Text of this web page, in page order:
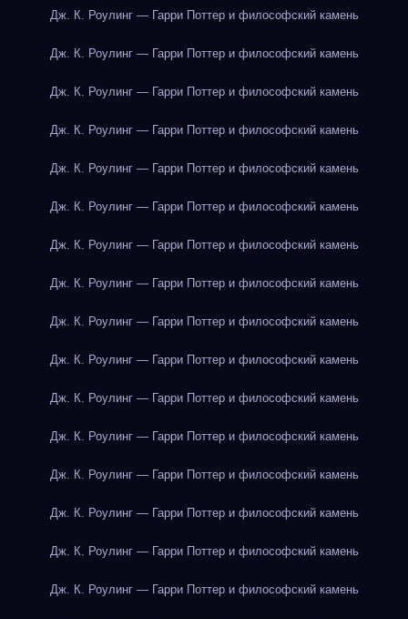
Дж. К. Роулинг — Гарри Поттер и философский камень
Дж. К. Роулинг — Гарри Поттер и философский камень
Дж. К. Роулинг — Гарри Поттер и философский камень
Дж. К. Роулинг — Гарри Поттер и философский камень
Дж. К. Роулинг — Гарри Поттер и философский камень
Дж. К. Роулинг — Гарри Поттер и философский камень
Дж. К. Роулинг — Гарри Поттер и философский камень
Дж. К. Роулинг — Гарри Поттер и философский камень
Дж. К. Роулинг — Гарри Поттер и философский камень
Дж. К. Роулинг — Гарри Поттер и философский камень
Дж. К. Роулинг — Гарри Поттер и философский камень
Дж. К. Роулинг — Гарри Поттер и философский камень
Дж. К. Роулинг — Гарри Поттер и философский камень
Дж. К. Роулинг — Гарри Поттер и философский камень
Дж. К. Роулинг — Гарри Поттер и философский камень
Дж. К. Роулинг — Гарри Поттер и философский камень